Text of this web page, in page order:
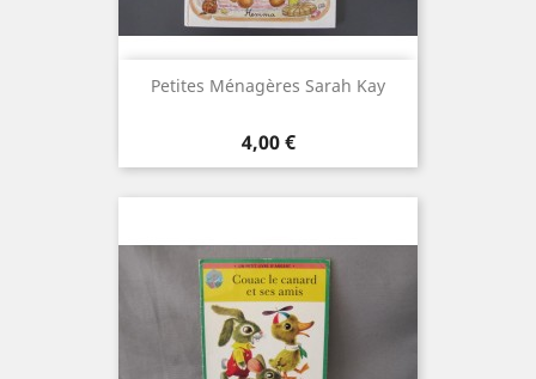
Petites Ménagères Sarah Kay
Prix
4,00 €